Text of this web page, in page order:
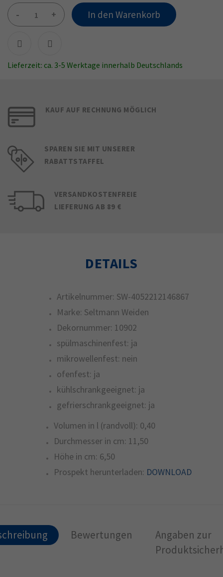
- + In den Warenkorb
Lieferzeit: ca. 3-5 Werktage innerhalb Deutschlands
KAUF AUF RECHNUNG MÖGLICH
SPAREN SIE MIT UNSERER
RABATTSTAFFEL
VERSANDKOSTENFREIE
LIEFERUNG AB 89 €
DETAILS
Artikelnummer: SW-4052212146867
Marke: Seltmann Weiden
Dekornummer: 10902
spülmaschinenfest: ja
mikrowellenfest: nein
ofenfest: ja
kühlschrankgeeignet: ja
gefrierschrankgeeignet: ja
Volumen in l (randvoll): 0,40
Durchmesser in cm: 11,50
Höhe in cm: 6,50
Prospekt herunterladen: DOWNLOAD
Bewertungen
Angaben zur